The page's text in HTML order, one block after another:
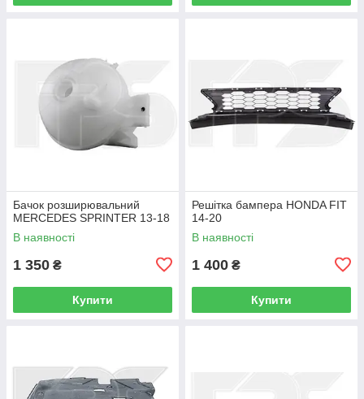
Бачок розширювальний
MERCEDES SPRINTER 13-18
В наявності
1 350 ₴
Купити
Решітка бампера HONDA FIT
14-20
В наявності
1 400 ₴
Купити